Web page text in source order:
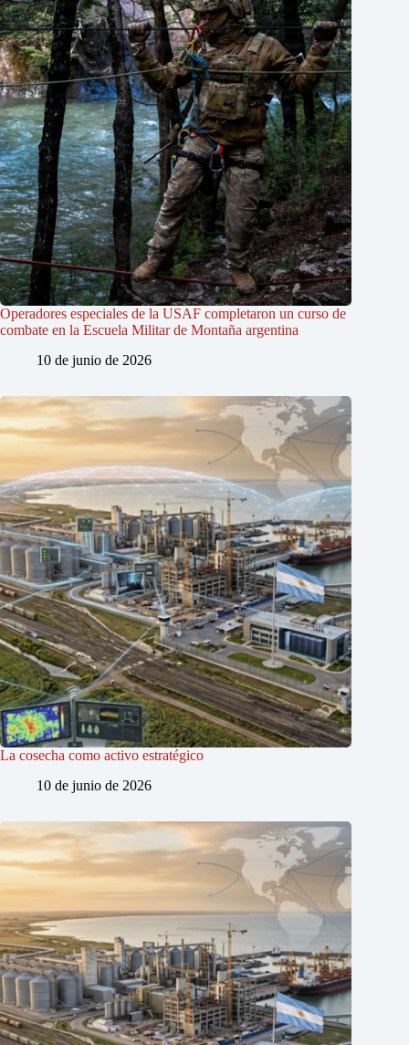
Operadores especiales de la USAF completaron un curso de
combate en la Escuela Militar de Montaña argentina
10 de junio de 2026
La cosecha como activo estratégico
10 de junio de 2026